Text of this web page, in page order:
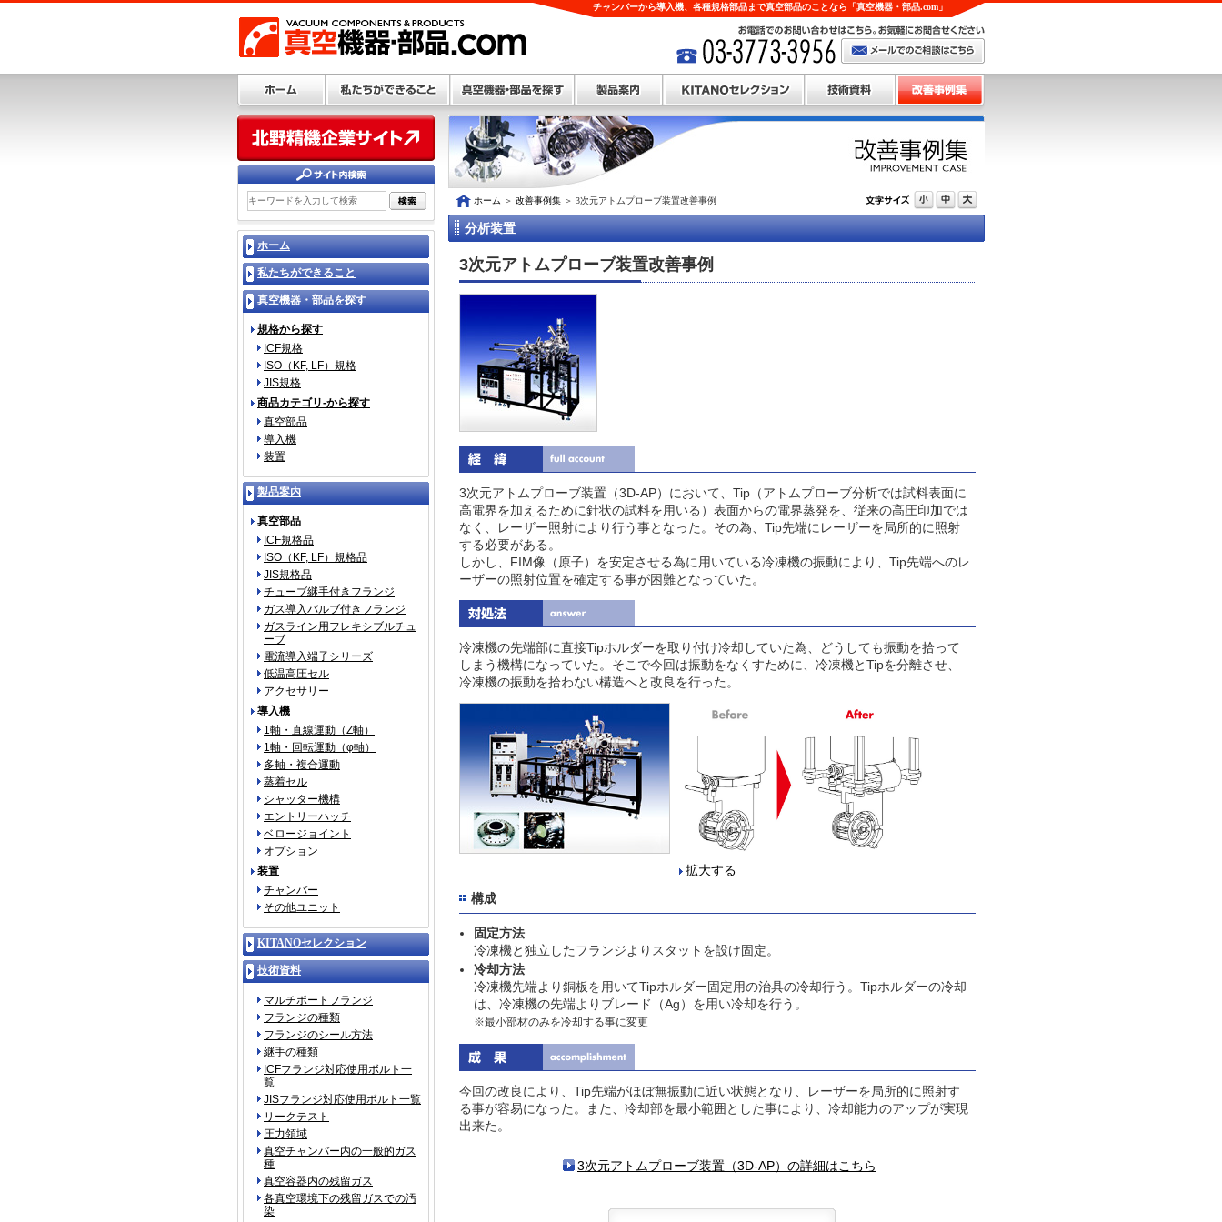
チャンバーから導入機、各種規格部品まで真空部品のことなら「真空機器・部品.com」
ホーム
私たちができること
真空機器・部品を探す
規格から探す
ICF規格
ISO（KF, LF）規格
JIS規格
商品カテゴリ-から探す
真空部品
導入機
装置
製品案内
真空部品
ICF規格品
ISO（KF, LF）規格品
JIS規格品
チューブ継手付きフランジ
ガス導入バルブ付きフランジ
ガスライン用フレキシブルチュ
ーブ
電流導入端子シリーズ
低温高圧セル
アクセサリー
導入機
1軸・直線運動（Z軸）
1軸・回転運動（φ軸）
多軸・複合運動
蒸着セル
シャッター機構
エントリーハッチ
ベロージョイント
オプション
装置
チャンバー
その他ユニット
KITANOセレクション
技術資料
マルチポートフランジ
フランジの種類
フランジのシール方法
継手の種類
ICFフランジ対応使用ボルト一
覧
JISフランジ対応使用ボルト一覧
リークテスト
圧力領域
真空チャンバー内の一般的ガス
種
真空容器内の残留ガス
各真空環境下の残留ガスでの汚
染
ホーム ＞ 改善事例集 ＞ 3次元アトムプローブ装置改善事例
分析装置
3次元アトムプローブ装置改善事例
3次元アトムプローブ装置（3D-AP）において、Tip（アトムプローブ分析では試料表面に
高電界を加えるために針状の試料を用いる）表面からの電界蒸発を、従来の高圧印加では
なく、レーザー照射により行う事となった。その為、Tip先端にレーザーを局所的に照射
する必要がある。
しかし、FIM像（原子）を安定させる為に用いている冷凍機の振動により、Tip先端へのレ
ーザーの照射位置を確定する事が困難となっていた。
冷凍機の先端部に直接Tipホルダーを取り付け冷却していた為、どうしても振動を拾って
しまう機構になっていた。そこで今回は振動をなくすために、冷凍機とTipを分離させ、
冷凍機の振動を拾わない構造へと改良を行った。
拡大する
構成
固定方法
冷凍機と独立したフランジよりスタットを設け固定。
冷却方法
冷凍機先端より銅板を用いてTipホルダー固定用の治具の冷却行う。Tipホルダーの冷却
は、冷凍機の先端よりブレード（Ag）を用い冷却を行う。
※最小部材のみを冷却する事に変更
今回の改良により、Tip先端がほぼ無振動に近い状態となり、レーザーを局所的に照射す
る事が容易になった。また、冷却部を最小範囲とした事により、冷却能力のアップが実現
出来た。
3次元アトムプローブ装置（3D-AP）の詳細はこちら